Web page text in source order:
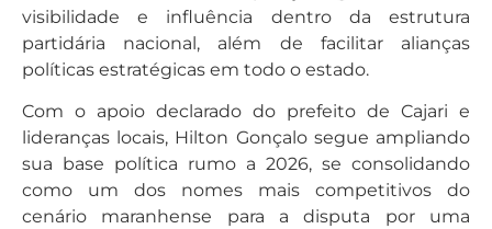
visibilidade e influência dentro da estrutura
partidária nacional, além de facilitar alianças
políticas estratégicas em todo o estado.
Com o apoio declarado do prefeito de Cajari e
lideranças locais, Hilton Gonçalo segue ampliando
sua base política rumo a 2026, se consolidando
como um dos nomes mais competitivos do
cenário maranhense para a disputa por uma